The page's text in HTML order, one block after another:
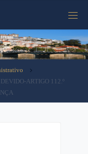
ARTIGO 112.º